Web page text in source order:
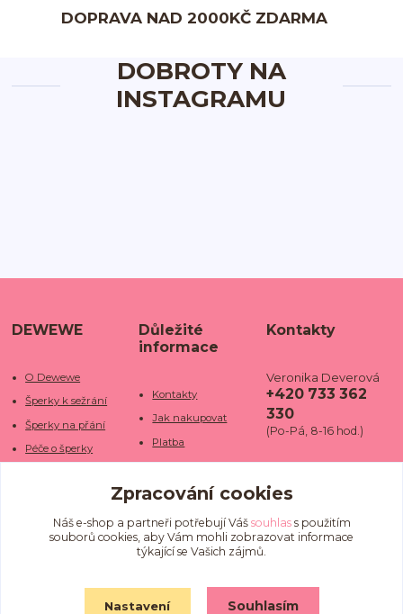
DOPRAVA NAD 2000KČ ZDARMA
DOBROTY NA
INSTAGRAMU
DEWEWE
O Dewewe
Šperky k sežrání
Šperky na přání
Péče o šperky
Kamenné obchody
Fotogalerie
Důležité
informace
Kontakty
Jak nakupovat
Platba
Doba dodání
Doprava
Obchodní podmínky
Ochrana osobních
Kontakty
Veronika Deverová
+420 733 362
330
(Po-Pá, 8-16 hod.)
we.cz
Zpracování cookies
Náš e-shop a partneři potřebují Váš souhlass použitím
souborů cookies, aby Vám mohli zobrazovat informace
týkající se Vašich zájmů.
Nastavení Souhlasím